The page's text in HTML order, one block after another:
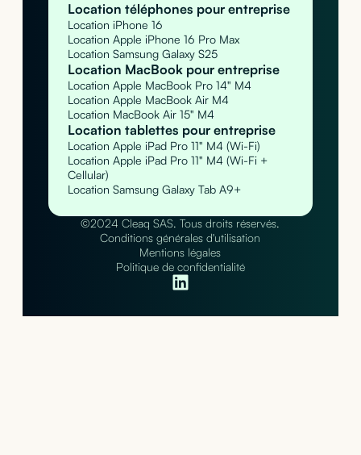
Location téléphones pour entreprise
Location iPhone 16
Location Apple iPhone 16 Pro Max
Location Samsung Galaxy S25
Location MacBook pour entreprise
Location Apple MacBook Pro 14" M4
Location Apple MacBook Air M4
Location MacBook Air 15" M4
Location tablettes pour entreprise
Location Apple iPad Pro 11" M4 (Wi-Fi)
Location Apple iPad Pro 11" M4 (Wi-Fi +
Cellular)
Location Samsung Galaxy Tab A9+
©2024 Cleaq SAS. Tous droits réservés.
Conditions générales d'utilisation
Mentions légales
Politique de confidentialité